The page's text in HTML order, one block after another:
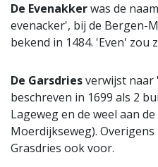
De Evenakkerwas de
evenacker', bij de Bergen-
bekend in 1484. 'Even' zou
De Garsdriesverwijst naar
beschreven in 1699 als 2
Lageweg en de weel aan
Moerdijkseweg).
Grasdries ook voor.